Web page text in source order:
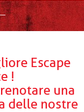
Escape
!
una
delle nostre